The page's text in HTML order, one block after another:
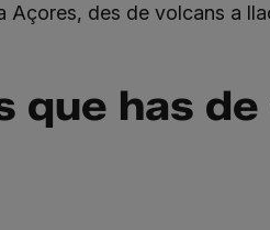
Açores, des de volcans a
que has de